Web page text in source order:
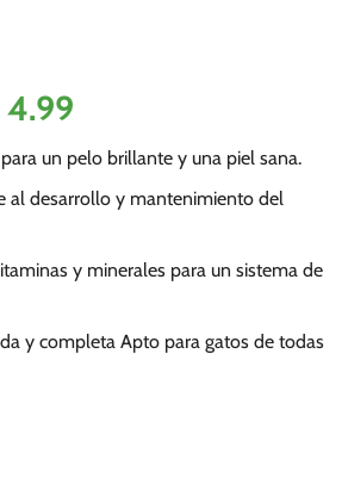
4.99El
precio
actual
es:
4.99.
un pelo brillante y una piel sana.
al desarrollo y mantenimiento del
y minerales para un sistema de
y completa Apto para gatos de todas
85gr - Alimento húmedo para gatos cantidad